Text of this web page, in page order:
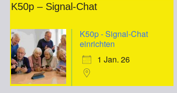
K50p – Signal-Chat
K50p - Signal-Chat
einrichten
1 Jan. 26